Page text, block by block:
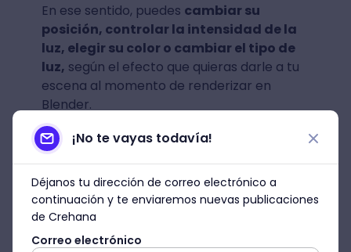
En ese sentido, puedes cambiar su
posición, controlar la intensidad de la
luz, elegir su color o cambiar el tipo de
luz, según el efecto que quieras darle a tu
escena al momento de renderizar en
Blender.
¡No te vayas todavía!
Déjanos tu dirección de correo electrónico a
continuación y te enviaremos nuevas publicaciones
de Crehana
Correo electrónico